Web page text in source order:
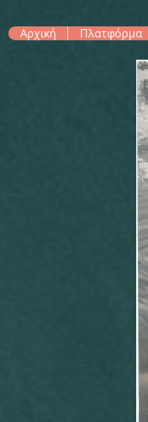
Αρχική Πλατφόρμα